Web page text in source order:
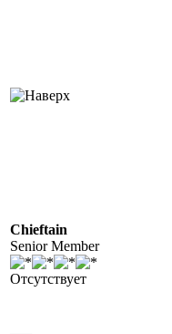
Chieftain
Senior Member
Отсутствует